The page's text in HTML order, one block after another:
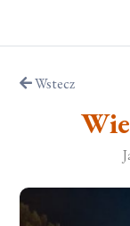
Wstecz